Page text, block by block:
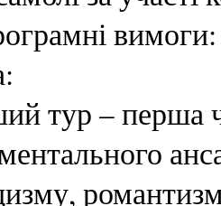
вимоги:
тур – перша